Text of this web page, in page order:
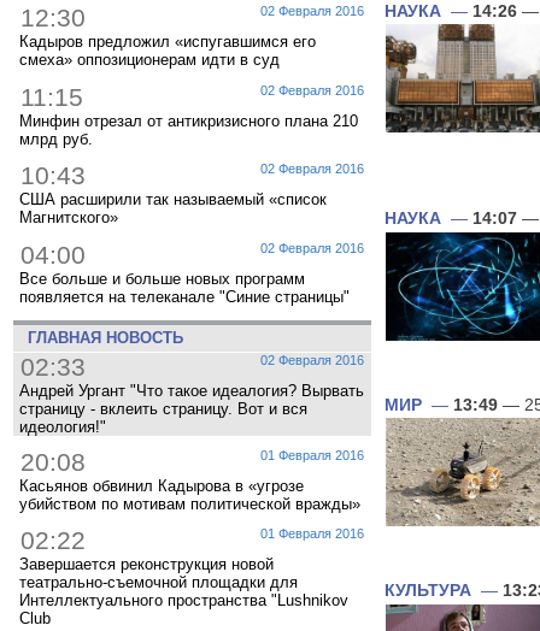
02 Февраля 2016
12:30
Кадыров предложил «испугавшимся его
смеха» оппозиционерам идти в суд
02 Февраля 2016
11:15
Минфин отрезал от антикризисного плана 210
млрд руб.
02 Февраля 2016
10:43
США расширили так называемый «список
Магнитского»
02 Февраля 2016
04:00
Все больше и больше новых программ
появляется на телеканале "Синие страницы"
ГЛАВНАЯ НОВОСТЬ
02 Февраля 2016
02:33
Андрей Ургант "Что такое идеалогия? Вырвать
страницу - вклеить страницу. Вот и вся
идеология!"
01 Февраля 2016
20:08
Касьянов обвинил Кадырова в «угрозе
убийством по мотивам политической вражды»
01 Февраля 2016
02:22
Завершается реконструкция новой
театрально-съемочной площадки для
Интеллектуального пространства "Lushnikov
Club
НАУКА — 14:26 —
НАУКА — 14:07 —
МИР — 13:49 —
КУЛЬТУРА —